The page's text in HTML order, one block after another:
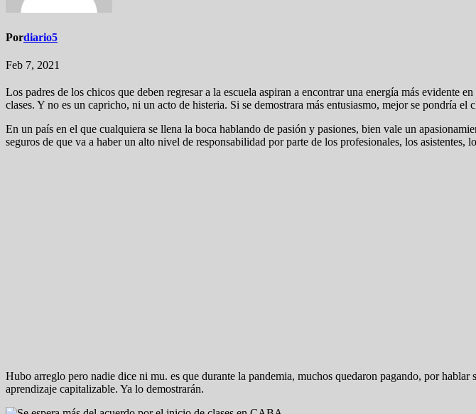
Pordiario5
Feb 7, 2021
Los padres de los chicos que deben regresar a la escuela aspiran a encontrar una energía más evidente
clases. Y no es un capricho, ni un acto de histeria. Si se demostrara más entusiasmo, mejor se pondría
En un país en el que cualquiera se llena la boca hablando de pasión y pasiones, bien vale un
seguros de que va a haber un alto nivel de responsabilidad por parte de los profesionales, los asistentes,
Hubo arreglo pero nadie dice ni mu. es que durante la pandemia, muchos quedaron pagando, por
aprendizaje capitalizable. Ya lo demostrarán.